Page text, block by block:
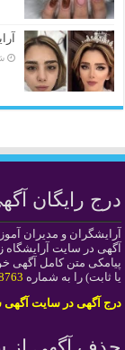
درج رایگان
آرایشگران و مدیران
آگهی در سایت آرایشگاه
پیامکی متن کامل آگهی
یا ثابت) را به شماره
درج آگهی در سایت آگهی